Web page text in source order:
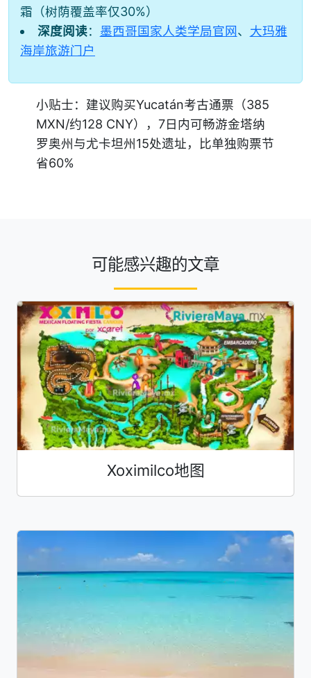
霜（树荫覆盖率仅30%）
深度阅读： 墨西哥国家人类学局官网、 大玛雅
海岸旅游门户
小贴士：建议购买Yucatán考古通票（385
MXN/约128 CNY），7日内可畅游金塔纳
罗奥州与尤卡坦州15处遗址，比单独购票节
省60%
可能感兴趣的文章
Xoximilco地图